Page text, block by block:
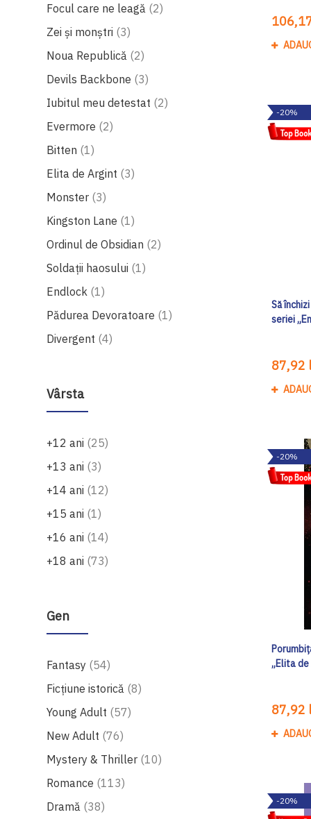
Focul care ne leagă 2produse
Zei și monștri 3produse
Noua Republică 2produse
Devils Backbone 3produse
Iubitul meu detestat 2produse
Evermore 2produse
Bitten 1produs
Elita de Argint 3produse
Monster 3produse
Kingston Lane 1produs
Ordinul de Obsidian 2produse
Soldații haosului 1produs
Endlock 1produs
Pădurea Devoratoare 1produs
Divergent 4produse
Vârsta
+12 ani 25produse
+13 ani 3produse
+14 ani 12produse
+15 ani 1produs
+16 ani 14produse
+18 ani 73produse
Gen
Fantasy 54produse
Ficțiune istorică 8produse
Young Adult
57produse
New Adult 76produse
Mystery & Thriller 10produse
Romance 113produse
Dramă 38produse
-20%
Să
seriei
87,92
-20%
„Elita
87,92
-20%